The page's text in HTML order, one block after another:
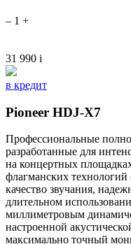
– 1 +
31 990 i
в кредит
Pioneer HDJ-X7
Профессиональные
разработанные для
на концертных
флагманских
качество звучания,
длительном
миллиметровым
настроенной
максимально точный